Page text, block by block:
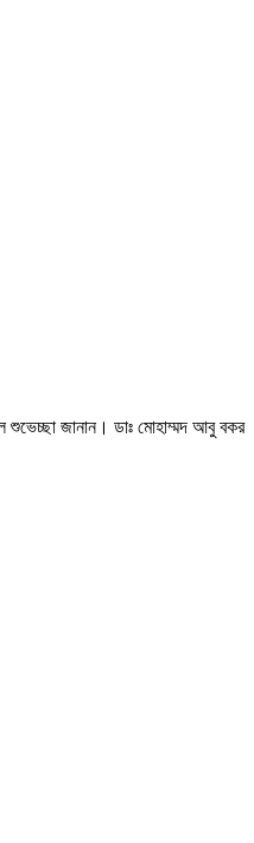
শুভেচ্ছা জানান। ডাঃ মোহাম্মদ আবু বকর